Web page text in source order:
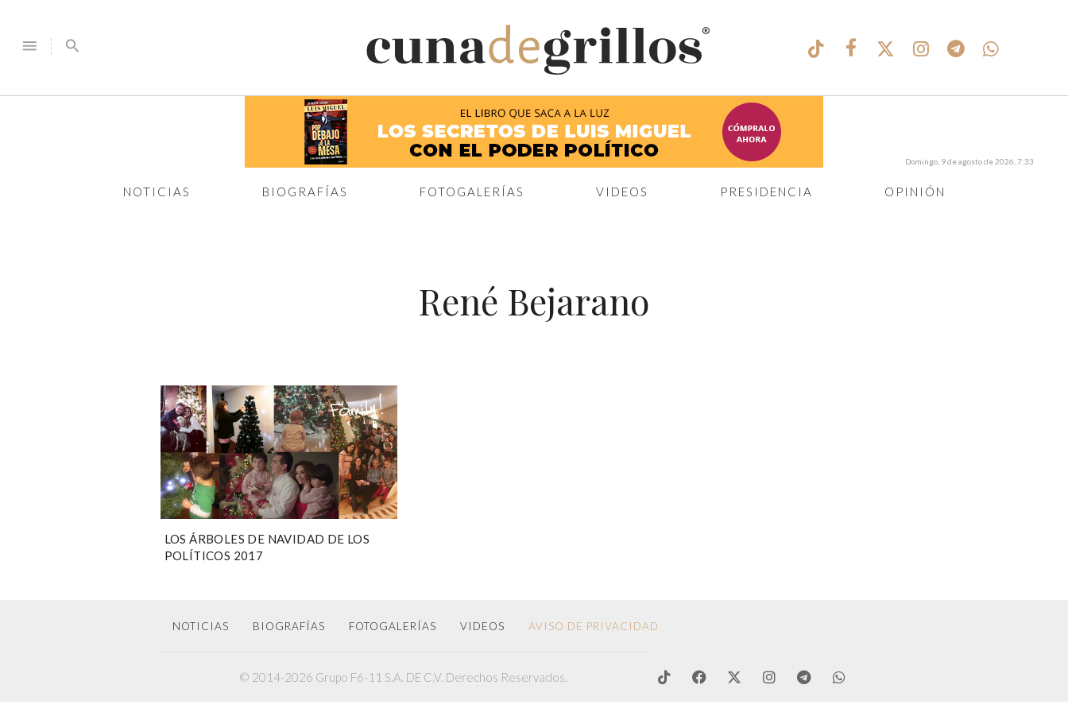
menu search
®
NOTICIAS BIOGRAFÍAS FOTOGALERÍAS VIDEOS PRESIDENCIA OPINIÓN
Domingo, 9 de agosto de 2026, 7:33
René Bejarano
LOS ÁRBOLES DE NAVIDAD DE LOS
POLÍTICOS 2017
NOTICIAS BIOGRAFÍAS FOTOGALERÍAS VIDEOS AVISO DE PRIVACIDAD
© 2014-2026 Grupo F6-11 S.A. DE C.V. Derechos Reservados.